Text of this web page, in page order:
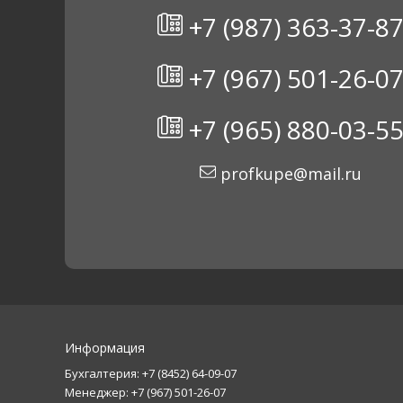
+7 (987) 363-37-87
+7 (967) 501-26-07
+7 (965) 880-03-55
profkupe@mail.ru
Информация
Бухгалтерия: +7 (8452) 64-09-07
Менеджер: +7 (967) 501-26-07